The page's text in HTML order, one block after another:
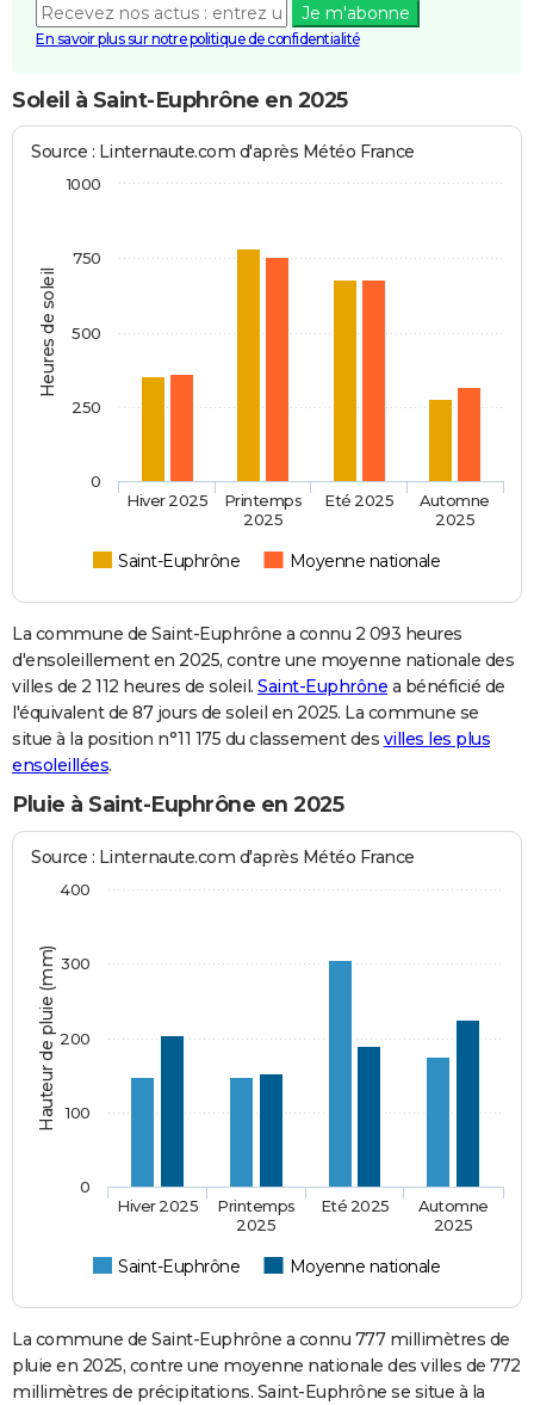
Je m'abonne
En savoir plus sur notre politique de confidentialité
Soleil à Saint-Euphrône en 2025
Heures de soleil
Source : Linternaute.com d'après Météo France
Saint-Euphrône Moyenne nationale
Hiver 2025
Printemps
2025
Eté 2025
Automne
2025
0
1000
250
500
750
La commune de Saint-Euphrône a connu 2 093 heures
d'ensoleillement en 2025, contre une moyenne nationale des
villes de 2 112 heures de soleil. Saint-Euphrône a bénéficié de
l'équivalent de 87 jours de soleil en 2025. La commune se
situe à la position n°11 175 du classement des villes les plus
ensoleillées.
Pluie à Saint-Euphrône en 2025
Hauteur de pluie (mm)
Source : Linternaute.com d'après Météo France
Saint-Euphrône Moyenne nationale
Hiver 2025
Printemps
2025
Eté 2025
Automne
2025
0
100
200
300
400
La commune de Saint-Euphrône a connu 777 millimètres de
pluie en 2025, contre une moyenne nationale des villes de 772
millimètres de précipitations. Saint-Euphrône se situe à la